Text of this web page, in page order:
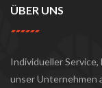
ÜBER UNS
Individueller
unser Unternehmen